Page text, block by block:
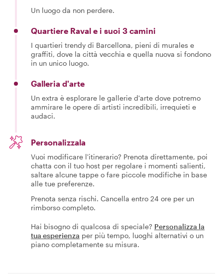
Un luogo da non perdere.
Quartiere Raval e i suoi 3 camini
I quartieri trendy di Barcellona, pieni di murales e
graffiti, dove la città vecchia e quella nuova si fondono
in un unico luogo.
Galleria d'arte
Un extra è esplorare le gallerie d'arte dove potremo
ammirare le opere di artisti incredibili, irrequieti e
audaci.
Personalizzala
Vuoi modificare l'itinerario? Prenota direttamente, poi
chatta con il tuo host per regolare i momenti salienti,
saltare alcune tappe o fare piccole modifiche in base
alle tue preferenze.
Prenota senza rischi. Cancella entro 24 ore per un
rimborso completo.
Hai bisogno di qualcosa di speciale? Personalizza la
tua esperienza per più tempo, luoghi alternativi o un
piano completamente su misura.